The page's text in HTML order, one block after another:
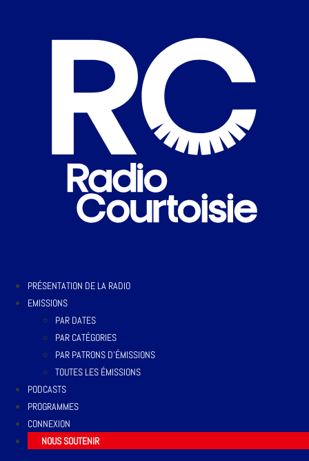
PRÉSENTATION DE LA RADIO
EMISSIONS
PAR DATES
PAR CATÉGORIES
PAR PATRONS D’ÉMISSIONS
TOUTES LES ÉMISSIONS
PODCASTS
PROGRAMMES
CONNEXION
NOUS SOUTENIR